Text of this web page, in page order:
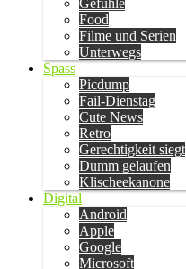
Gefühle
Food
Filme und Serien
Unterwegs
Spass
Picdump
Fail-Dienstag
Cute News
Retro
Gerechtigkeit siegt
Dumm gelaufen
Klischeekanone
Digital
Android
Apple
Google
Microsoft